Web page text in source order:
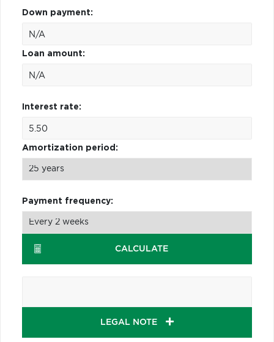
Down payment:
Loan amount:
Interest rate:
Amortization period:
Payment frequency:
CALCULATE
LEGAL NOTE